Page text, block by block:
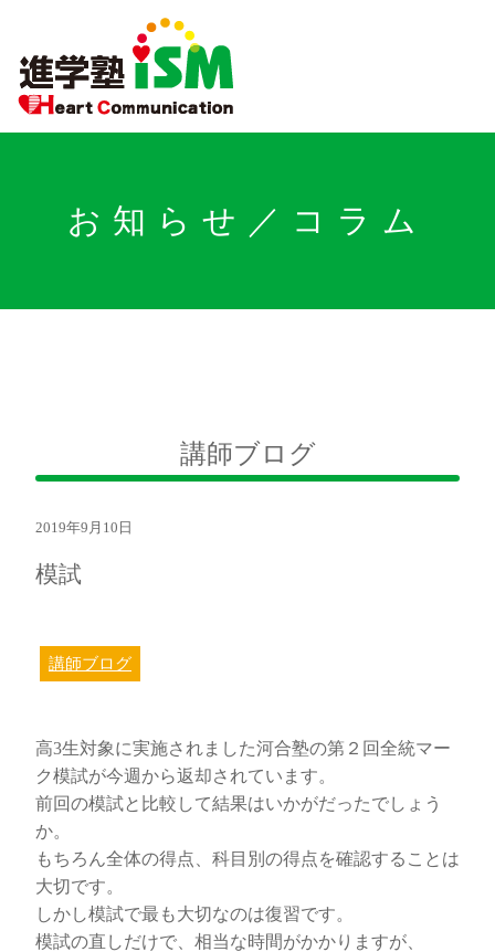
お知らせ／コラム
講師ブログ
2019年9月10日
模試
講師ブログ
高3生対象に実施されました河合塾の第２回全統マー
ク模試が今週から返却されています。
前回の模試と比較して結果はいかがだったでしょう
か。
もちろん全体の得点、科目別の得点を確認することは
大切です。
しかし模試で最も大切なのは復習です。
模試の直しだけで、相当な時間がかかりますが、